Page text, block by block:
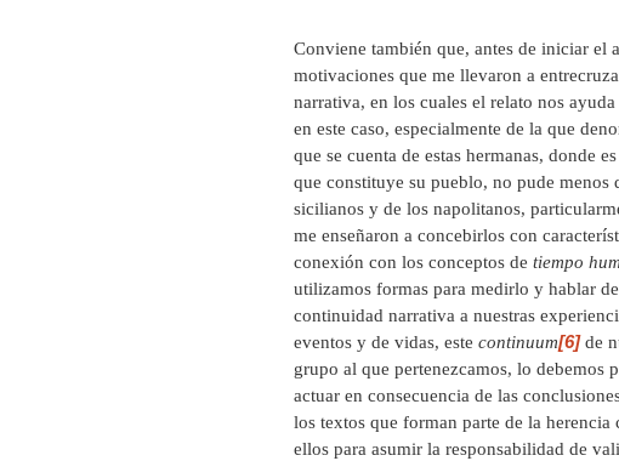
Conviene también que, antes de iniciar el
motivaciones que me llevaron a
narrativa, en los cuales el relato nos
en este caso, especialmente de la que
que se cuenta de estas hermanas, donde
que constituye su pueblo, no pude menos
sicilianos y de los napolitanos,
me enseñaron a concebirlos con
conexión con los conceptos de tiempo
utilizamos formas para medirlo y hablar
continuidad narrativa a nuestras
eventos y de vidas, este continuum[6]de
grupo al que pertenezcamos, lo debemos
actuar en consecuencia de las
los textos que forman parte de la
ellos para asumir la responsabilidad de